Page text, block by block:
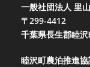
一般社団法人 里
〒299-4412
千葉県長生郡睦
睦沢町農泊推進